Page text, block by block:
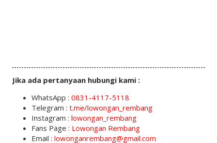
Jika ada pertanyaan hubungi kami :
WhatsApp : 0831-4117-5118
Telegram : t.me/lowongan_rembang
Instagram : lowongan_rembang
Fans Page : Lowongan Rembang
Email : lowonganrembang@gmail.com